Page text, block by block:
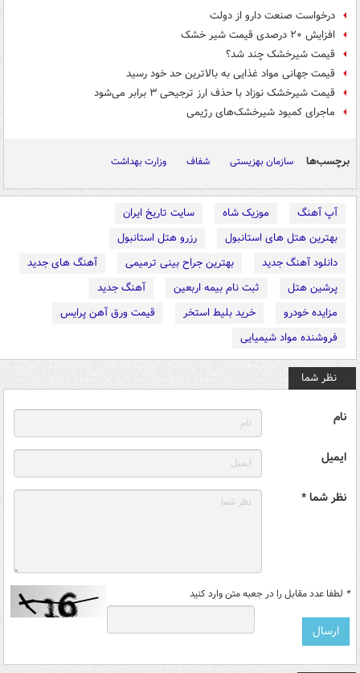
درخواست صنعت دارو از دولت
افزایش ۲۰ درصدی قیمت شیر خشک
قیمت شیرخشک چند شد؟
قیمت جهانی مواد غذایی به بالاترین حد خود رسید
قیمت شیرخشک نوزاد با حذف ارز ترجیحی ٣ برابر می‌شود
ماجرای کمبود شیرخشک‌های رژیمی
برچسب‌ها سازمان بهزیستی شفاف وزارت بهداشت
آپ آهنگ موزیک شاه
سایت تاریخ ایران
بهترین هتل های استانبول
رزرو هتل استانبول
دانلود آهنگ جدید
بهترین جراح بینی ترمیمی
آهنگ های جدید
پرشین هتل
ثبت نام بیمه اربعین
آهنگ جدید
مزایده خودرو
خرید بلیط استخر
قیمت ورق آهن پرایس
فروشنده مواد شیمیایی
نظر شما
نام
ایمیل
نظر شما *
* لطفا عدد مقابل را در جعبه متن وارد کنید